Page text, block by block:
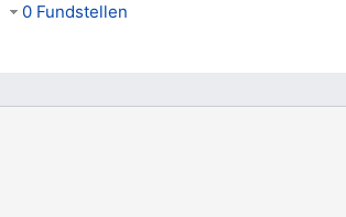
0 Fundstellen